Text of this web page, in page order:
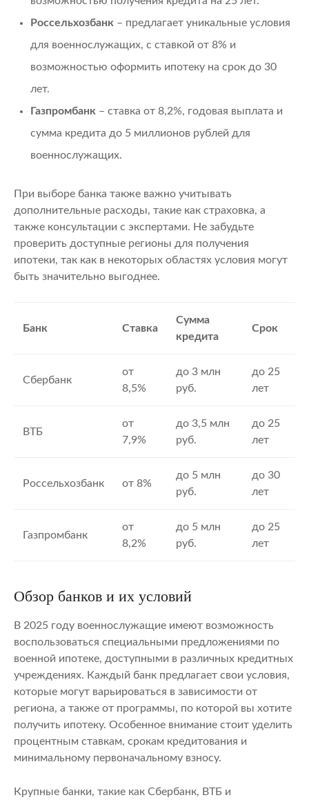
Россельхозбанк – предлагает уникальные условия
для военнослужащих, с ставкой от 8% и
возможностью оформить ипотеку на срок до 30
лет.
Газпромбанк – ставка от 8,2%, годовая выплата и
сумма кредита до 5 миллионов рублей для
военнослужащих.
При выборе банка также важно учитывать
дополнительные расходы, такие как страховка, а
также консультации с экспертами. Не забудьте
проверить доступные регионы для получения
ипотеки, так как в некоторых областях условия могут
быть значительно выгоднее.
Банк Ставка
Сумма
кредита
Срок
Сбербанк
от
8,5%
до 3 млн
руб.
до 25
лет
ВТБ
от
7,9%
до 3,5 млн
руб.
до 25
лет
Россельхозбанк от 8%
до 5 млн
руб.
до 30
лет
Газпромбанк
от
8,2%
до 5 млн
руб.
до 25
лет
Обзор банков и их условий
В 2025 году военнослужащие имеют возможность
воспользоваться специальными предложениями по
военной ипотеке, доступными в различных кредитных
учреждениях. Каждый банк предлагает свои условия,
которые могут варьироваться в зависимости от
региона, а также от программы, по которой вы хотите
получить ипотеку. Особенное внимание стоит уделить
процентным ставкам, срокам кредитования и
минимальному первоначальному взносу.
Крупные банки, такие как Сбербанк, ВТБ и